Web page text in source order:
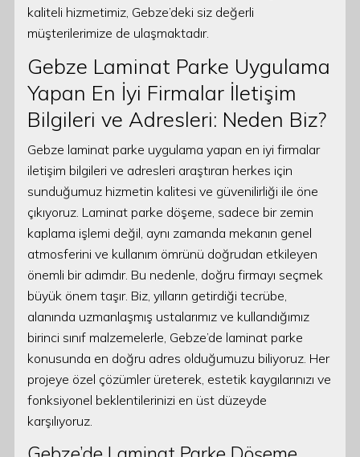
kaliteli hizmetimiz, Gebze’deki siz değerli
müşterilerimize de ulaşmaktadır.
Gebze Laminat Parke Uygulama
Yapan En İyi Firmalar İletişim
Bilgileri ve Adresleri: Neden Biz?
Gebze laminat parke uygulama yapan en iyi firmalar
iletişim bilgileri ve adresleri araştıran herkes için
sunduğumuz hizmetin kalitesi ve güvenilirliği ile öne
çıkıyoruz. Laminat parke döşeme, sadece bir zemin
kaplama işlemi değil, aynı zamanda mekanın genel
atmosferini ve kullanım ömrünü doğrudan etkileyen
önemli bir adımdır. Bu nedenle, doğru firmayı seçmek
büyük önem taşır. Biz, yılların getirdiği tecrübe,
alanında uzmanlaşmış ustalarımız ve kullandığımız
birinci sınıf malzemelerle, Gebze’de laminat parke
konusunda en doğru adres olduğumuzu biliyoruz. Her
projeye özel çözümler üreterek, estetik kaygılarınızı ve
fonksiyonel beklentilerinizi en üst düzeyde
karşılıyoruz.